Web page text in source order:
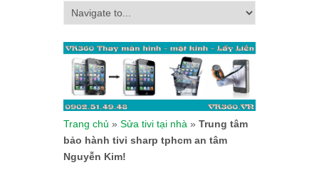
Trang chủ » Sửa tivi tại nhà » Trung tâm
bảo hành tivi sharp tphcm an tâm
Nguyễn Kim!